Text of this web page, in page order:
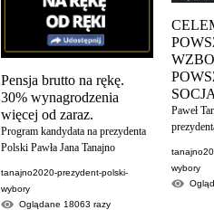
Pensja brutto na rękę.
30% wynagrodzenia
więcej od zaraz.
Program kandydata na prezydenta
Polski Pawła Jana Tanajno
tanajno2020-prezydent-polski-
wybory
Oglądane 18063 razy
Paweł
wybory